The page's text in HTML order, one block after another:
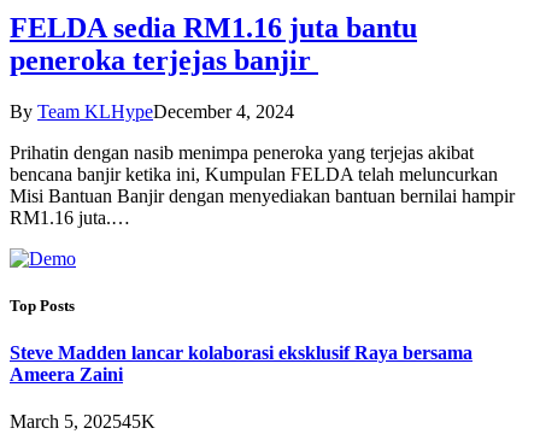
FELDA sedia RM1.16 juta bantu
peneroka terjejas banjir
By Team KLHypeDecember 4, 2024
Prihatin dengan nasib menimpa peneroka yang terjejas akibat
bencana banjir ketika ini, Kumpulan FELDA telah meluncurkan
Misi Bantuan Banjir dengan menyediakan bantuan bernilai hampir
RM1.16 juta.…
Top Posts
Steve Madden lancar kolaborasi eksklusif Raya bersama
Ameera Zaini
March 5, 202545K